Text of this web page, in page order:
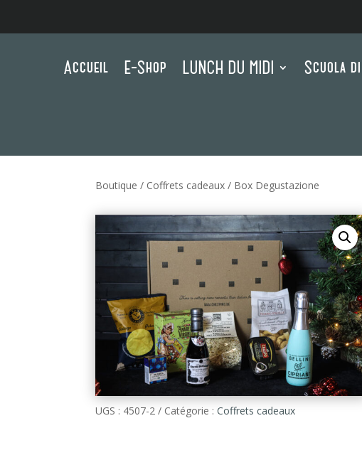
Accueil E-Shop LUNCH DU MIDI Scuola
Boutique / Coffrets cadeaux / Box Degustazione
UGS : 4507-2 Catégorie :Coffrets cadeaux